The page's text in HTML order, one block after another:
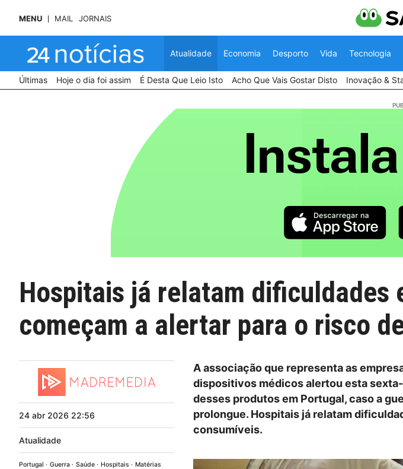
MENU MAIL JORNAIS
Atualidade Economia Desporto Vida Tecnologia
Últimas Hoje o dia foi assim É Desta Que Leio Isto Acho Que Vais Gostar Disto Inovação &
Hospitais já relatam dificuldades
começam a alertar para o risco
24 abr 2026 22:56
Atualidade
Portugal Guerra Saúde Hospitais
Matérias
A associação que representa as
dispositivos médicos alertou esta
desses produtos em Portugal, caso a
prolongue. Hospitais já relatam
consumíveis.